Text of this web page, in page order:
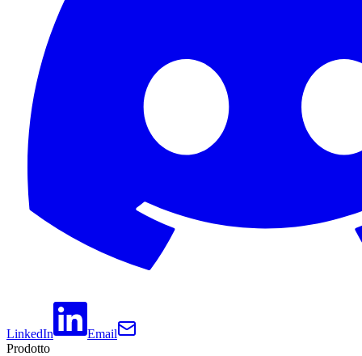
LinkedIn
Email
Prodotto